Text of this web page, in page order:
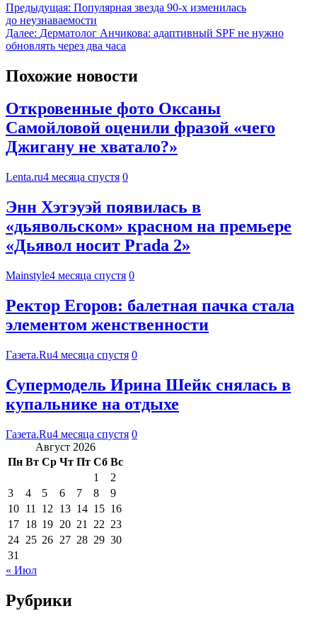
Предыдущая: Популярная звезда 90-х изменилась
до неузнаваемости
Далее: Дерматолог Анчикова: адаптивный SPF не нужно
обновлять через два часа
Похожие новости
Откровенные фото Оксаны
Самойловой оценили фразой «чего
Джигану не хватало?»
Lenta.ru4 месяца спустя 0
Энн Хэтэуэй появилась в
«дьявольском» красном на премьере
«Дьявол носит Prada 2»
Mainstyle4 месяца спустя 0
Ректор Егоров: балетная пачка стала
элементом женственности
Газета.Ru4 месяца спустя 0
Супермодель Ирина Шейк снялась в
купальнике на отдыхе
Газета.Ru4 месяца спустя 0
Август 2026
Пн Вт Ср Чт Пт Сб Вс
1
2
3
4 5 6 7 8
9
10 11 12 13 14 15 16
17 18 19 20 21 22 23
24 25 26 27 28 29 30
31
« Июл
Рубрики